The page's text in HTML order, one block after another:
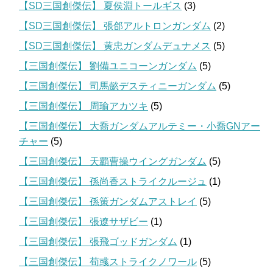
【SD三国創傑伝】 夏侯淵トールギス (3)
【SD三国創傑伝】 張郃アルトロンガンダム (2)
【SD三国創傑伝】 黄忠ガンダムデュナメス (5)
【三国創傑伝】 劉備ユニコーンガンダム (5)
【三国創傑伝】 司馬懿デスティニーガンダム (5)
【三国創傑伝】 周瑜アカツキ (5)
【三国創傑伝】 大喬ガンダムアルテミー・小喬GNアー
チャー (5)
【三国創傑伝】 天覇曹操ウイングガンダム (5)
【三国創傑伝】 孫尚香ストライクルージュ (1)
【三国創傑伝】 孫策ガンダムアストレイ (5)
【三国創傑伝】 張遼サザビー (1)
【三国創傑伝】 張飛ゴッドガンダム (1)
【三国創傑伝】 荀彧ストライクノワール (5)